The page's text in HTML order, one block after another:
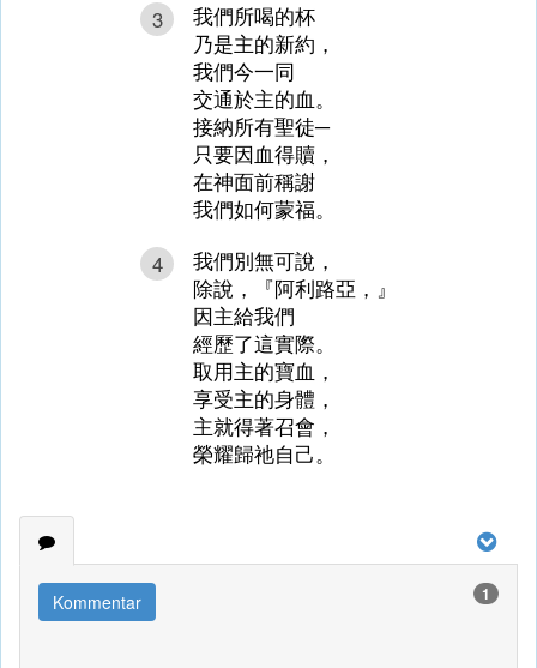
3
我們所喝的杯
乃是主的新約，
我們今一同
交通於主的血。
接納所有聖徒─
只要因血得贖，
在神面前稱謝
我們如何蒙福。
4
我們別無可說，
除說，『阿利路亞，』
因主給我們
經歷了這實際。
取用主的寶血，
享受主的身體，
主就得著召會，
榮耀歸祂自己。
Kommentar 1